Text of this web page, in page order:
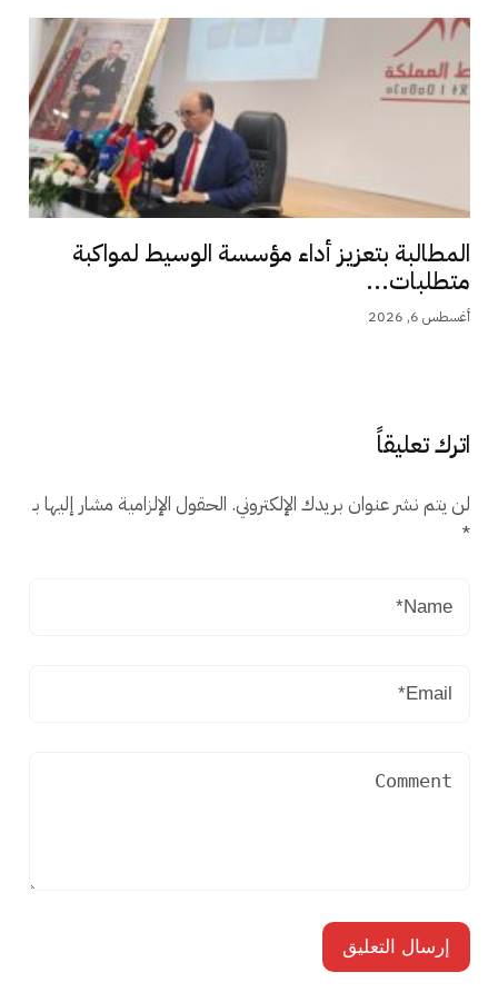
المطالبة بتعزيز أداء مؤسسة الوسيط لمواكبة
متطلبات...
أغسطس 6, 2026
اترك تعليقاً
لن يتم نشر عنوان بريدك الإلكتروني. الحقول الإلزامية مشار إليها بـ
*